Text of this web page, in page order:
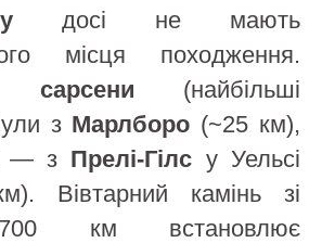
досі не мають
місця походження.
сарсени (найбільші
з Марлборо (~25 км),
— з Прелі-Гілс у Уельсі
Вівтарний камінь зі
км встановлює